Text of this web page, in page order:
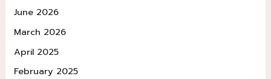
June 2026
March 2026
April 2025
February 2025